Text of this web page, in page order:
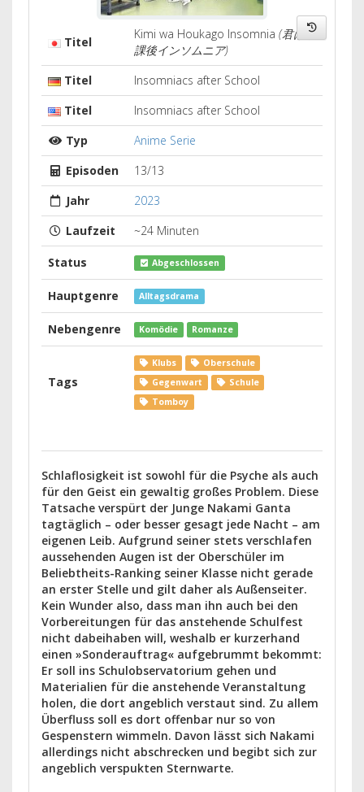
Titel
Kimi wa Houkago Insomnia (君は放
課後インソムニア)
Titel
Insomniacs after School
Titel
Insomniacs after School
Typ
Anime Serie
Episoden
13/13
Jahr
2023
Laufzeit
~24 Minuten
Status Abgeschlossen
Hauptgenre Alltagsdrama
Nebengenre Komödie Romanze
Tags
Klubs
Oberschule
Gegenwart
Schule
Tomboy
Schlaflosigkeit ist sowohl für die Psyche als auch
für den Geist ein gewaltig großes Problem. Diese
Tatsache verspürt der Junge Nakami Ganta
tagtäglich – oder besser gesagt jede Nacht – am
eigenen Leib. Aufgrund seiner stets verschlafen
aussehenden Augen ist der Oberschüler im
Beliebtheits-Ranking seiner Klasse nicht gerade
an erster Stelle und gilt daher als Außenseiter.
Kein Wunder also, dass man ihn auch bei den
Vorbereitungen für das anstehende Schulfest
nicht dabeihaben will, weshalb er kurzerhand
einen »Sonderauftrag« aufgebrummt bekommt:
Er soll ins Schulobservatorium gehen und
Materialien für die anstehende Veranstaltung
holen, die dort angeblich verstaut sind. Zu allem
Überfluss soll es dort offenbar nur so von
Gespenstern wimmeln. Davon lässt sich Nakami
allerdings nicht abschrecken und begibt sich zur
angeblich verspukten Sternwarte.